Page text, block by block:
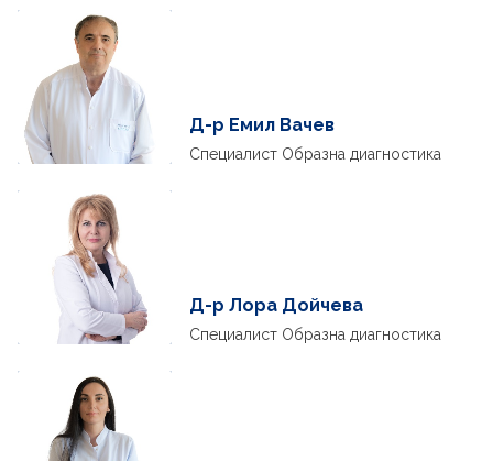
Д-р Емил Вачев
Специалист Образна диагностика
Д-р Лора Дойчева
Специалист Образна диагностика